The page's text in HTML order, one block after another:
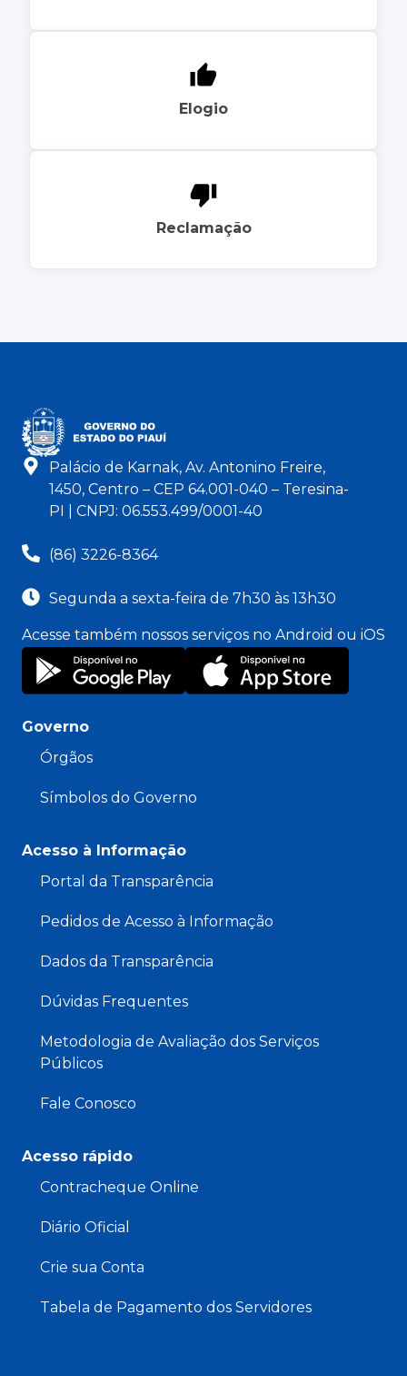
Elogio
Reclamação
Palácio de Karnak, Av. Antonino Freire,
1450, Centro – CEP 64.001-040 – Teresina-
PI | CNPJ: 06.553.499/0001-40
(86) 3226-8364
Segunda a sexta-feira de 7h30 às 13h30
Acesse também nossos serviços no Android ou iOS
Governo
Órgãos
Símbolos do Governo
Acesso à Informação
Portal da Transparência
Pedidos de Acesso à Informação
Dados da Transparência
Dúvidas Frequentes
Metodologia de Avaliação dos Serviços
Públicos
Fale Conosco
Acesso rápido
Contracheque Online
Diário Oficial
Crie sua Conta
Tabela de Pagamento dos Servidores